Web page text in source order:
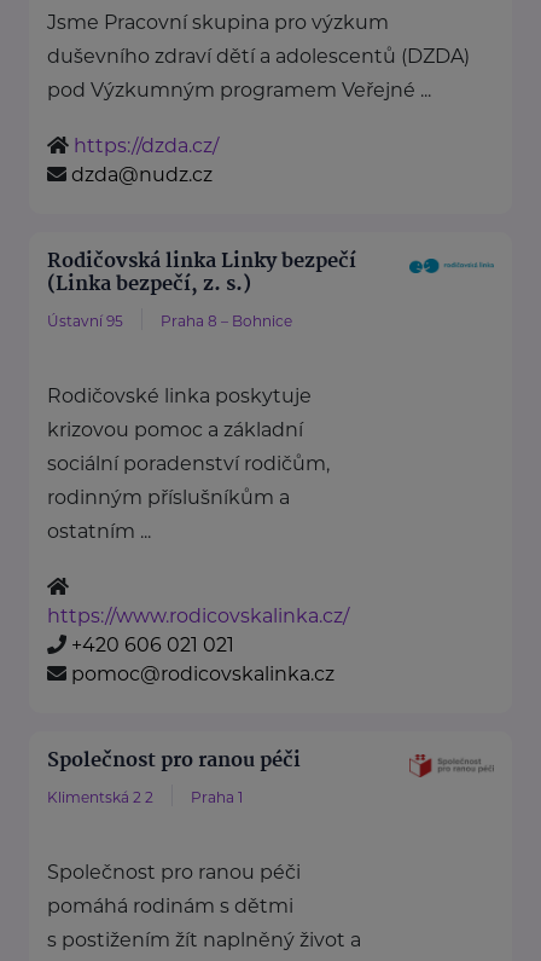
Jsme Pracovní skupina pro výzkum
duševního zdraví dětí a adolescentů (DZDA)
pod Výzkumným programem Veřejné ...
https://dzda.cz/
dzda@nudz.cz
Rodičovská linka Linky bezpečí
(Linka bezpečí, z. s.)
Ústavní 95 Praha 8 – Bohnice
Rodičovské linka poskytuje
krizovou pomoc a základní
sociální poradenství rodičům,
rodinným příslušníkům a
ostatním ...
https://www.rodicovskalinka.cz/
+420 606 021 021
pomoc@rodicovskalinka.cz
Společnost pro ranou péči
Klimentská 2 2 Praha 1
Společnost pro ranou péči
pomáhá rodinám s dětmi
s postižením žít naplněný život a